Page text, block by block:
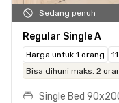
Sedang penuh
Regular Single A
Harga untuk 1 orang
Bisa dihuni maks. 2
Single Bed